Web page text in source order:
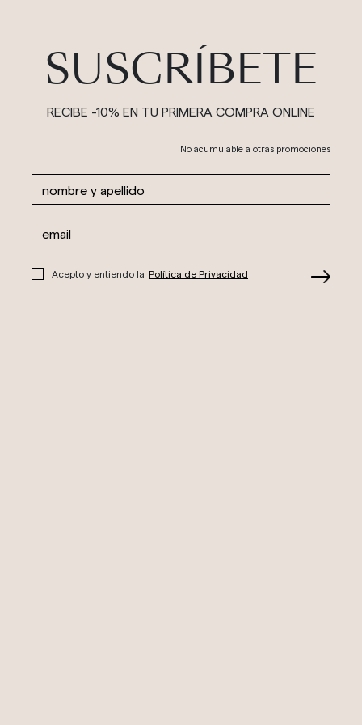
SUSCRÍBETE
RECIBE -10% EN TU PRIMERA COMPRA ONLINE
No acumulable a otras promociones
Acepto y entiendo la Política de Privacidad